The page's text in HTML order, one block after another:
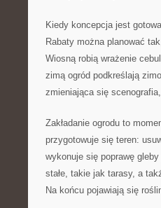
Kiedy koncepcja jest
Rabaty można planować
Wiosną robią wrażenie
zimą ogród podkreślają
zmieniająca się
Zakładanie ogrodu to
przygotowuje się teren:
wykonuje się poprawę
stałe, takie jak tarasy, a
Na końcu pojawiają się